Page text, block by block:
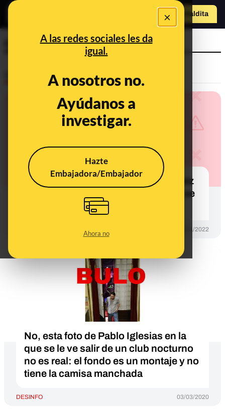
×
A las redes sociales les da
igual.
A nosotros no.
Ayúdanos a
investigar.
Hazte
Embajadora/Embajador
Ahora no
Hazte Maldita
camisa
No, esta fotografía de Pedro Sánchez
y Serguéi Lavrov juntos no es real: se
trata de un montaje
16/11/2022
No, esta foto de Pablo Iglesias en la
que se le ve salir de un club nocturno
no es real: el fondo es un montaje y no
tiene la camisa manchada
DESINFO 03/03/2020